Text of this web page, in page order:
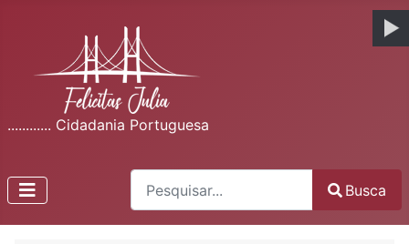
............ Cidadania Portuguesa
Type 2 or more characters for results.
Busca